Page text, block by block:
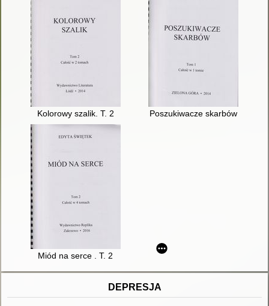
Kolorowy szalik. T. 2 Poszukiwacze skarbów
Miód na serce . T. 2
DEPRESJA